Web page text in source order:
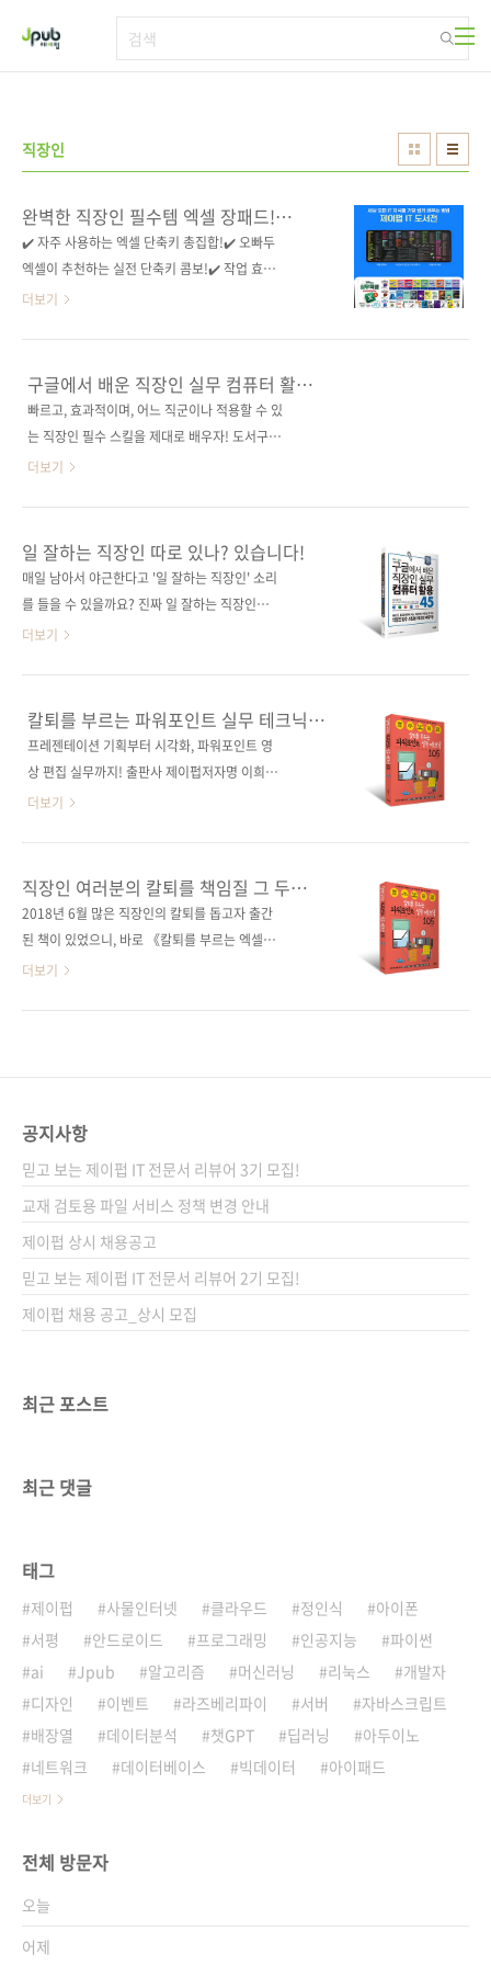
직장인
완벽한 직장인 필수템 엑셀 장패드!
2025년 제이펍 x 알라딘 브랜드전
✔️ 자주 사용하는 엑셀 단축키 총집합!✔️ 오빠두
엑셀이 추천하는 실전 단축키 콤보!✔️ 작업 효율
을 200% 끌어올려줄 엑셀 핵심 설정 3가지!✔️
이펍 IT 도서전이 알라딘에서 진행 중이에요! 대
상 도서 2만 원 이상 구매 시, 한정판 제이펍 엑
셀 장패드를 드립니다.🖱️ 베스트셀러 《진짜 쓰
기울여 기획한 이번 엑셀 장패드는 필수 단축키
부터 강력한 실전 단축키 콤보, 효율을 높여줄 핵
끔하고 고급스러운 디자인으로 데스크 스타일까
지 업그레이드할 수 있는 건 덤! 책상에만 올려두
어도 업무 능률이 쑥쑥 올라가고 회사에서도 인..
더보기
구글에서 배운 직장인 실무 컴퓨터 활용
45: 일잘러를 위한 윈도우, 엑셀,
파워포인트, 워드, 이메일 사용법
빠르고, 효과적이며, 어느 직군이나 적용할 수 있
는 직장인 필수 스킬을 제대로 배우자! 도서구매
사이트(가나다순)[교보문고] [도서11번가] [반
[교보문고] [구글북스] [리디북스] [알라딘] [예
스이십사] [인터파크] 출판사 제이펍저작권사
SBクリエイティブ원서명 Googleで学んだ
務効率化のテクニック81(ISBN
9784815600709)도서명 구글에서 배운 직장
엑셀, 파워포인트, 워드, 이메일 사용법)지은이
이노우에 마사히로옮긴이 김연수출판일 2020
년 6월 15일페이지 212쪽시리즈 (없음)판 형
46배판변형(..
더보기
일 잘하는 직장인 따로 있나? 있습니다!
매일 남아서 야근한다고 '일 잘하는 직장인' 소리
를 들을 수 있을까요? 진짜 일 잘하는 직장인은
매일 칼퇴해도 회사에서 인정받고, 워라밸을 즐
라면 TV 드라마 등에서 폼 나게 일하면서 자기
삶을 즐기는 주인공들의 모습을 보며 '나도 저런
멋진 직장인이 되어야지!'라고 생각합니다. 하지
서 밥 먹듯 하는 야근, 일 처리가 더디다고 타박
하는 직장 상사, "한동안 개인의 삶은 포기하는
에 만병의 근원인 스트레스만 날로 쌓이고 있진
않나요? 언제쯤 이 지긋지긋한 야근, 터벅터벅
쓸쓸하게 집으로 향하는 적막 가능한 퇴근길의
반복에..
더보기
칼퇴를 부르는 파워포인트 실무 테크닉
105
프레젠테이션 기획부터 시각화, 파워포인트 영
상 편집 실무까지! 출판사 제이펍저자명 이희정
출판일 2019년 8월 29일페이지 356쪽시리즈
11-88621-73-6 (13000)키워드 오피스 / 슬라
이드 / ppt / 디자인 / powerpoint / 발표 / 영
상 편집 / 영상 제작 / 직장인 / 워라밸분야 오피
션 관련 포스트■ 2019/08/14 - [출간전 책소
식] - 직장인 여러분의 칼퇴를 책임질 그 두 번째
더보기
직장인 여러분의 칼퇴를 책임질 그 두
번째 책!!
2018년 6월 많은 직장인의 칼퇴를 돕고자 출간
된 책이 있었으니, 바로 《칼퇴를 부르는 엑셀 테
크닉 122》입니다. 그로부터 일 년이 지난 지금
름입니다. 그만큼 체계적인 구성과 탄탄한 내용
들이나 일반 독자님들은 찬사를 아끼지 않으셨
습니다. 하.지.만. 안타깝게도 국내에서는 워낙
쟁쟁한 엑셀 저자님들이 있기에 다소 빛을 보지
못하고 있어 아쉬움이 많이 남습니다. 그래서 준
비했습니다. 10년 이상을 프레젠테이션 관련 업
무에만 묵..
더보기
공지사항
믿고 보는 제이펍 IT 전문서 리뷰어 3기 모집!
교재 검토용 파일 서비스 정책 변경 안내
제이펍 상시 채용공고
믿고 보는 제이펍 IT 전문서 리뷰어 2기 모집!
제이펍 채용 공고_상시 모집
최근 포스트
최근 댓글
태그
제이펍 사물인터넷 클라우드 정인식
아이폰
서평
안드로이드 프로그래밍 인공지능
파이썬
ai
Jpub 알고리즘 머신러닝 리눅스
개발자
디자인
이벤트 라즈베리파이 서버
자바스크립트
배장열
데이터분석 챗GPT 딥러닝
아두이노
네트워크
데이터베이스 빅데이터 아이패드
더보기
전체 방문자
오늘
어제